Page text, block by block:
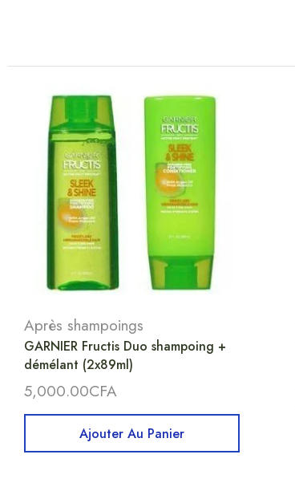
Après shampoings
GARNIER Fructis Duo shampoing +
démélant (2x89ml)
5,000.00CFA
Ajouter Au Panier